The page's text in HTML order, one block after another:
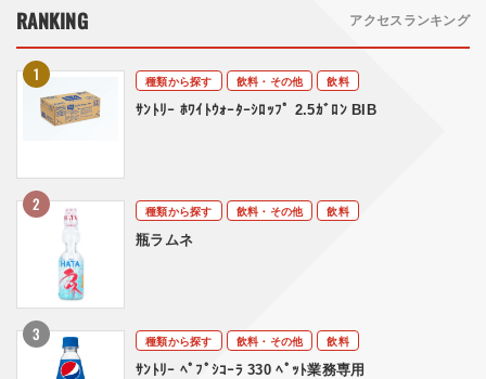
RANKING アクセスランキング
種類から探す 飲料・その他
飲料
ｻﾝﾄﾘｰ ﾎﾜｲﾄｳｫｰﾀｰｼﾛｯﾌﾟ 2.5ｶﾞﾛﾝ BIB
種類から探す 飲料・その他
飲料
瓶ラムネ
種類から探す 飲料・その他
飲料
ｻﾝﾄﾘｰ ﾍﾟﾌﾟｼｺｰﾗ 330 ﾍﾟｯﾄ業務専用